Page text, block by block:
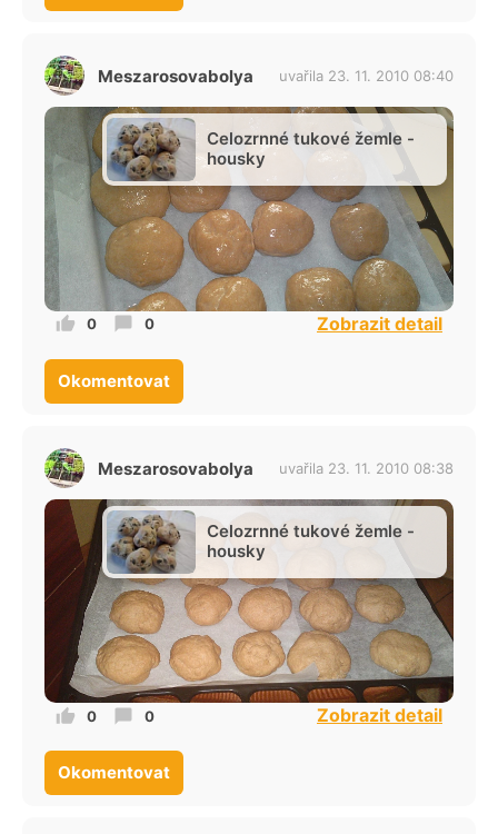
Meszarosovabolya uvařila 23. 11. 2010 08:40
Celozrnné tukové žemle -
housky
0 0 Zobrazit detail
Okomentovat
Meszarosovabolya uvařila 23. 11. 2010 08:38
Celozrnné tukové žemle -
housky
0 0 Zobrazit detail
Okomentovat